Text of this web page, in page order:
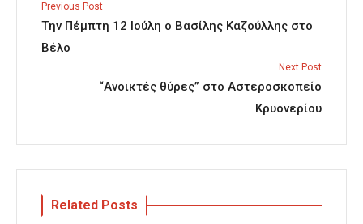
Previous Post
Tην Πέμπτη 12 Ιούλη ο Βασίλης Καζούλλης στο
Βέλο
Next Post
“Ανοικτές θύρες” στο Αστεροσκοπείο
Κρυονερίου
Related Posts